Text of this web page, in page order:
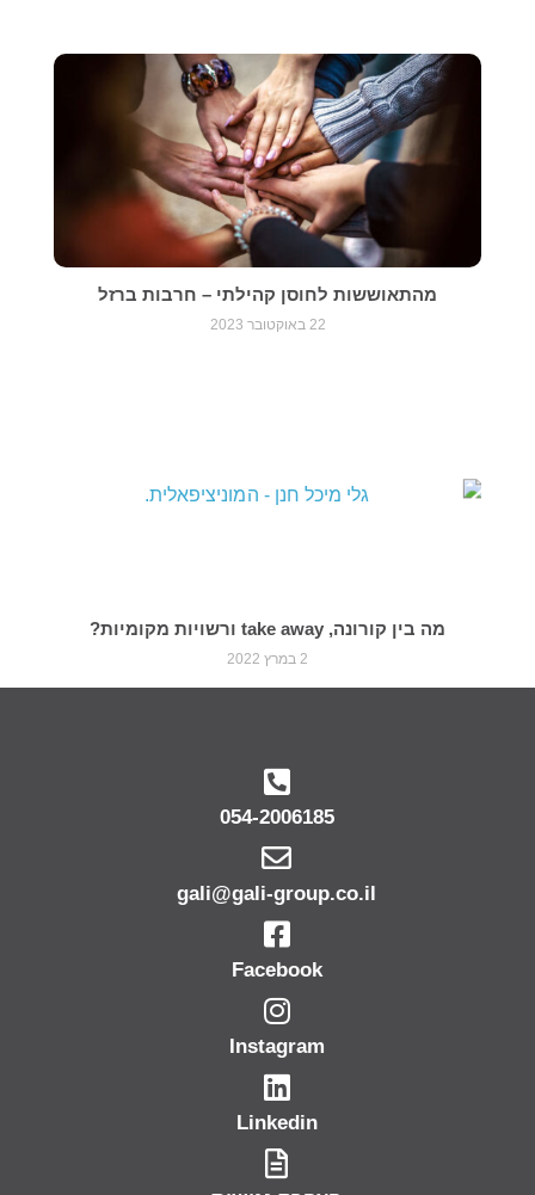
מהתאוששות לחוסן קהילתי – חרבות ברזל
22 באוקטובר 2023
מה בין קורונה, take away ורשויות מקומיות?
2 במרץ 2022
054-2006185
gali@gali-group.co.il
Facebook
Instagram
Linkedin